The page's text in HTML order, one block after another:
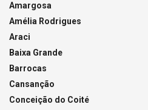
Amargosa
Amélia Rodrigues
Araci
Baixa Grande
Barrocas
Cansanção
Conceição do Coité